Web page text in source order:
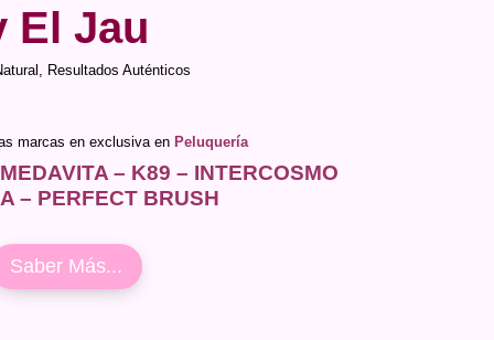
El Jau
Resultados Auténticos
marcas en exclusiva en Peluquería
– K89 – INTERCOSMO
– PERFECT BRUSH
Saber Más...